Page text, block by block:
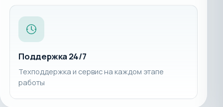
Поддержка 24/7
Техподдержка и сервис на каждом этапе
работы